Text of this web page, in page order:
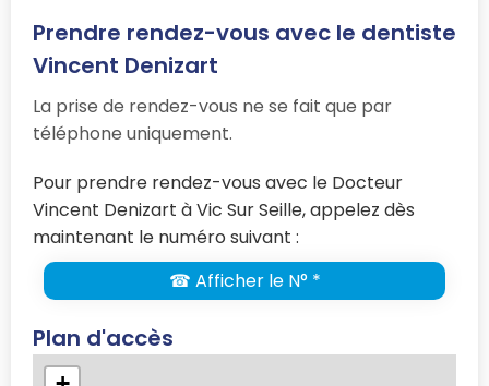
Prendre rendez-vous avec le dentiste
Vincent Denizart
La prise de rendez-vous ne se fait que par
téléphone uniquement.
Pour prendre rendez-vous avec le Docteur
Vincent Denizart à Vic Sur Seille, appelez dès
maintenant le numéro suivant :
☎ Afficher le N° *
Plan d'accès